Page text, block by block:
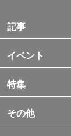
記事
イベント
特集
その他